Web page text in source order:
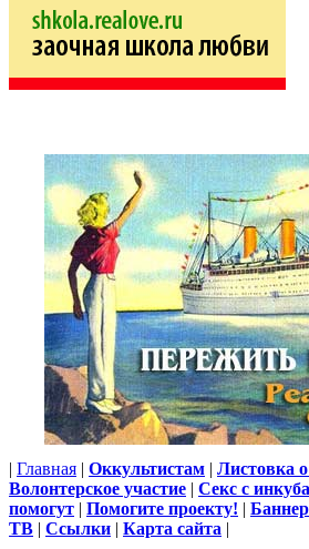
| Главная | Оккультистам | Листовка
Волонтерское участие | Секс с
помогут | Помогите проекту! |
ТВ | Ссылки | Карта сайта |